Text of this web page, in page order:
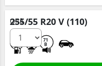
255/55 R20 V (110)
71
B
Q.tà